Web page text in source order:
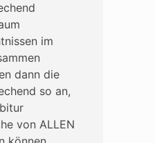
im
dann die
so an,
von ALLEN